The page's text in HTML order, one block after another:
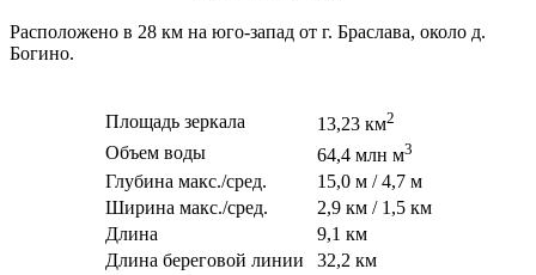
Расположено в 28 км на юго-запад от г. Браслава, около д.
Богино.
Площадь зеркала 13,23 км2
Объем воды 64,4 млн м3
Глубина макс./сред.
15,0 м / 4,7 м
Ширина макс./сред.
2,9 км / 1,5 км
Длина
9,1 км
Длина береговой линии
32,2 км